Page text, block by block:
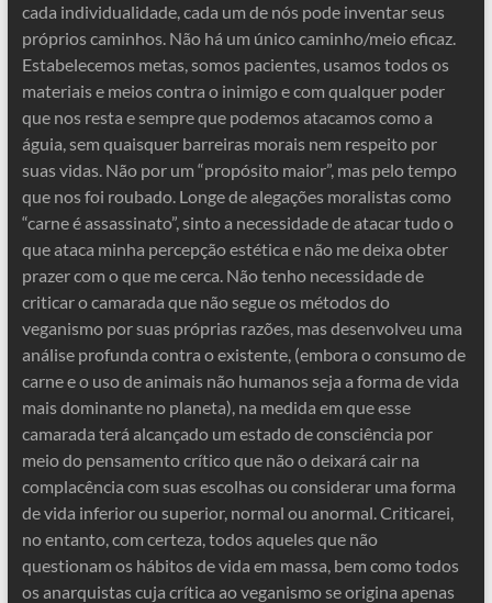
cada individualidade, cada um de nós pode inventar seus
próprios caminhos. Não há um único caminho/meio eficaz.
Estabelecemos metas, somos pacientes, usamos todos os
materiais e meios contra o inimigo e com qualquer poder
que nos resta e sempre que podemos atacamos como a
águia, sem quaisquer barreiras morais nem respeito por
suas vidas. Não por um “propósito maior”, mas pelo tempo
que nos foi roubado. Longe de alegações moralistas como
“carne é assassinato”, sinto a necessidade de atacar tudo o
que ataca minha percepção estética e não me deixa obter
prazer com o que me cerca. Não tenho necessidade de
criticar o camarada que não segue os métodos do
veganismo por suas próprias razões, mas desenvolveu uma
análise profunda contra o existente, (embora o consumo de
carne e o uso de animais não humanos seja a forma de vida
mais dominante no planeta), na medida em que esse
camarada terá alcançado um estado de consciência por
meio do pensamento crítico que não o deixará cair na
complacência com suas escolhas ou considerar uma forma
de vida inferior ou superior, normal ou anormal. Criticarei,
no entanto, com certeza, todos aqueles que não
questionam os hábitos de vida em massa, bem como todos
os anarquistas cuja crítica ao veganismo se origina apenas